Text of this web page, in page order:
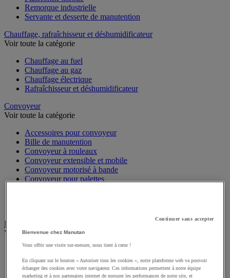
Remorque industrielle
Servante et desserte de manutention
Chauffage, rafraîchisseur et déshumidificateur
Voir toute la catégorie
Chauffage au fuel
Chauffage au gaz
Chauffage électrique
Rafraîchisseur et déshumidificateur
Convoyeur
Voir toute la catégorie
Accessoires pour convoyeur
Bille de manutention
Convoyeur à rouleaux
Convoyeur extensible et mobile
Convoyeur motorisé à bande
Convoyeur pour palettes
Diable
Voir toute la catégorie
Accessoires pour diable
Diable acier
Diable aluminium et inox
Continuer sans accepter
Bienvenue chez Manutan
Vous offrir une visite sur-mesure, nous tient à cœur !
En cliquant sur le bouton « Autoriser tous les cookies », notre plateforme web va pouvoir
échanger des cookies avec votre navigateur. Ces informations permettent à notre équipe
marketing et à nos partenaires internet de mesurer les performances de notre site, et